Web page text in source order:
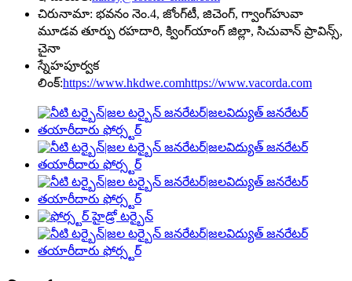
చిరునామా: భవనం నెం.4, జోంగ్‌టీ, జిచెంగ్, గ్వాంగ్‌హువా
మూడవ తూర్పు రహదారి, క్వింగ్‌యాంగ్ జిల్లా, సిచువాన్ ప్రావిన్స్,
చైనా
స్నేహపూర్వక
లింక్:https://www.hkdwe.comhttps://www.vacorda.com